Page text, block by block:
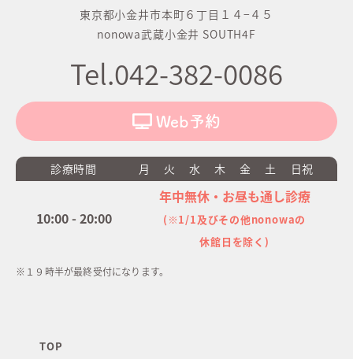
東京都小金井市本町６丁目１４−４５
nonowa武蔵小金井 SOUTH4F
Tel.042-382-0086
Web予約
診療時間 月 火 水 木 金 土 日祝
10:00 - 20:00
年中無休・お昼も通し診療
(※1/1及びその他nonowaの
休館日を除く)
※１９時半が最終受付になります。
TOP